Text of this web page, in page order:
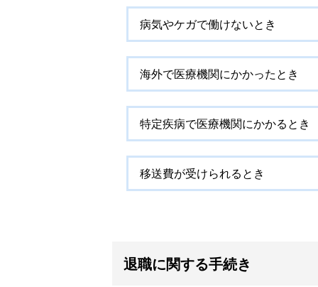
病気やケガで働けないとき
海外で医療機関にかかったとき
特定疾病で医療機関にかかるとき
移送費が受けられるとき
退職に関する手続き